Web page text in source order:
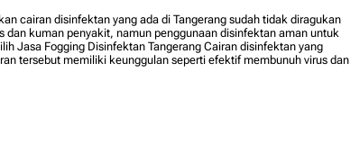
cairan disinfektan yang ada di Tangerang sudah tidak diragukan
dan kuman penyakit, namun penggunaan disinfektan aman untuk
Jasa Fogging Disinfektan Tangerang Cairan disinfektan yang
tersebut memiliki keunggulan seperti efektif membunuh virus dan